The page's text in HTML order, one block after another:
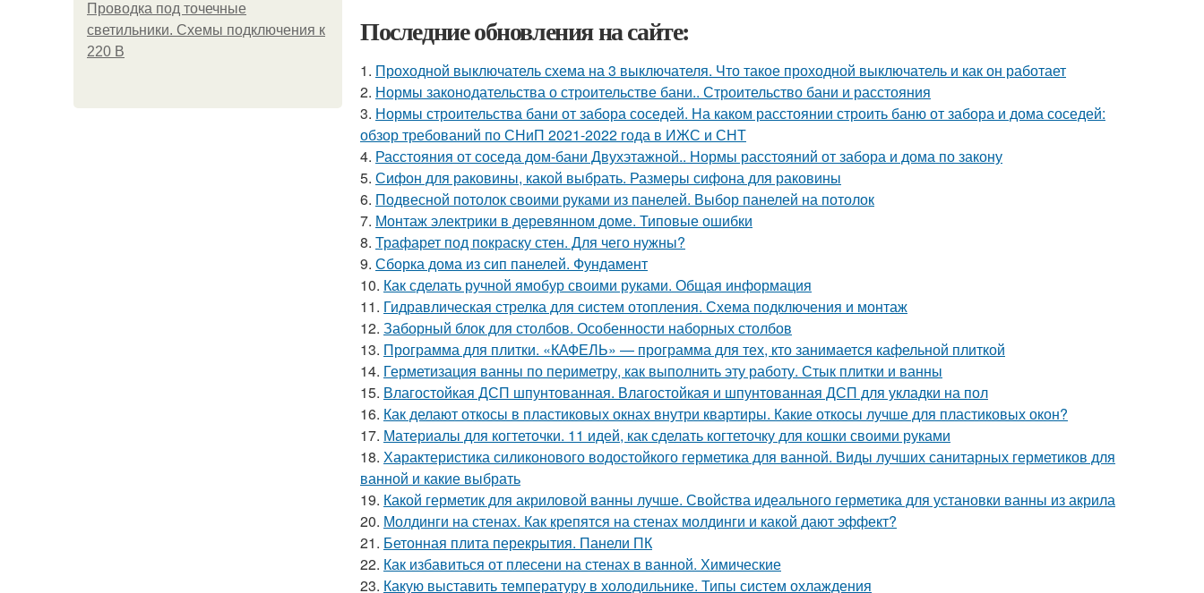
Проводка под точечные
светильники. Схемы подключения к
220 В
Последние обновления на сайте:
1. Проходной выключатель схема на 3 выключателя. Что такое проходной выключатель и как он работает
2. Нормы законодательства о строительстве бани.. Строительство бани и расстояния
3. Нормы строительства бани от забора соседей. На каком расстоянии строить баню от забора и дома соседей:
обзор требований по СНиП 2021-2022 года в ИЖС и СНТ
4. Расстояния от соседа дом-бани Двухэтажной.. Нормы расстояний от забора и дома по закону
5. Сифон для раковины, какой выбрать. Размеры сифона для раковины
6. Подвесной потолок своими руками из панелей. Выбор панелей на потолок
7. Монтаж электрики в деревянном доме. Типовые ошибки
8. Трафарет под покраску стен. Для чего нужны?
9. Сборка дома из сип панелей. Фундамент
10. Как сделать ручной ямобур своими руками. Общая информация
11. Гидравлическая стрелка для систем отопления. Схема подключения и монтаж
12. Заборный блок для столбов. Особенности наборных столбов
13. Программа для плитки. «КАФЕЛЬ» — программа для тех, кто занимается кафельной плиткой
14. Герметизация ванны по периметру, как выполнить эту работу. Стык плитки и ванны
15. Влагостойкая ДСП шпунтованная. Влагостойкая и шпунтованная ДСП для укладки на пол
16. Как делают откосы в пластиковых окнах внутри квартиры. Какие откосы лучше для пластиковых окон?
17. Материалы для когтеточки. 11 идей, как сделать когтеточку для кошки своими руками
18. Характеристика силиконового водостойкого герметика для ванной. Виды лучших санитарных герметиков для
ванной и какие выбрать
19. Какой герметик для акриловой ванны лучше. Свойства идеального герметика для установки ванны из акрила
20. Молдинги на стенах. Как крепятся на стенах молдинги и какой дают эффект?
21. Бетонная плита перекрытия. Панели ПК
22. Как избавиться от плесени на стенах в ванной. Химические
23. Какую выставить температуру в холодильнике. Типы систем охлаждения